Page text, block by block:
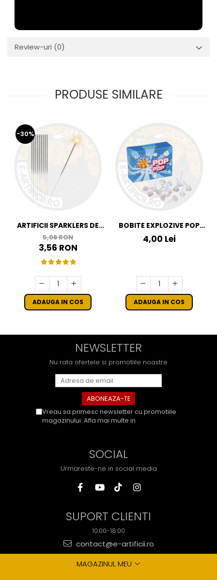
Review-uri (0)
PRODUSE SIMILARE
-30%
ARTIFICII SPARKLERS DE
MANA - STELUTE DE BRAD
16 CM - SET 10 BUC
5,08 RON
3,56 RON
ADAUGA IN COS
BOBITE EXPLOZIVE POP
POP
4,00 Lei
ADAUGA IN COS
NEWSLETTER
Nu rata ofertele si promotiile noastre
Vreau sa primesc newsletter cu promotiile
magazinului. Afla mai multe in
SOCIAL
Urmareste-ne in social media
SUPORT CLIENTI
10:00-18:00
contact@e-artificii.ro
MAGAZINUL MEU